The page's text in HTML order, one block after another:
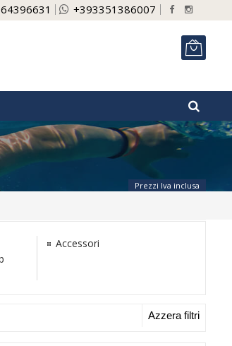
+393351386007
Prezzi Iva inclusa
Accessori
Azzera filtri